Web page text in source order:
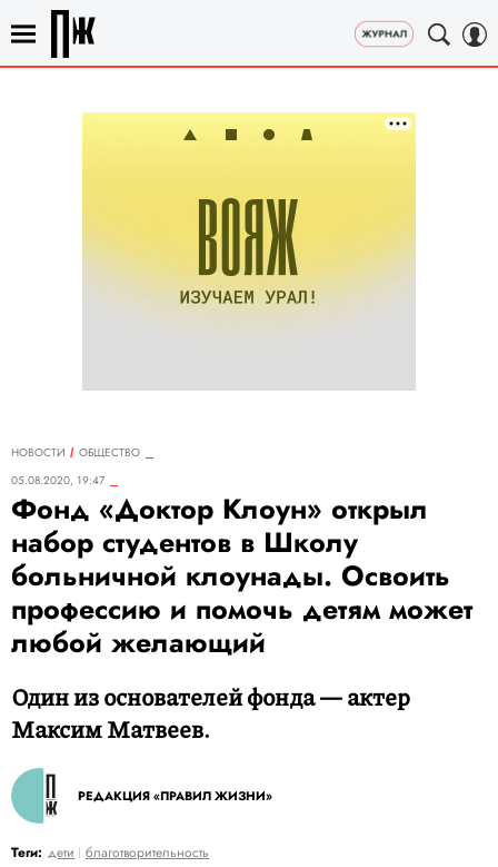
НОВОСТИ
ОБЩЕСТВО
05.08.2020, 19:47
Фонд «Доктор Клоун» открыл
набор студентов в Школу
больничной клоунады. Освоить
профессию и помочь детям может
любой желающий
Один из основателей фонда — актер
Максим Матвеев.
РЕДАКЦИЯ «ПРАВИЛ ЖИЗНИ»
Теги: дети благотворительность